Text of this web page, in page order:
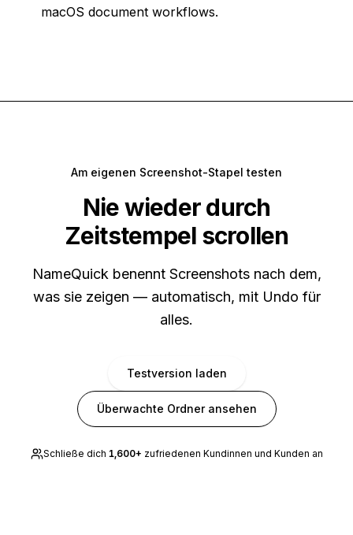
macOS document workflows.
Am eigenen Screenshot-Stapel testen
Nie wieder durch
Zeitstempel scrollen
NameQuick benennt Screenshots nach dem,
was sie zeigen — automatisch, mit Undo für
alles.
Testversion laden
Überwachte Ordner ansehen
Schließe dich 1,600+ zufriedenen Kundinnen und Kunden an